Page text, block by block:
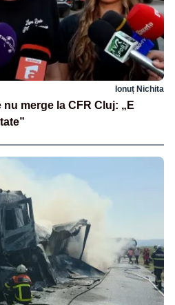
Ionuț Nichita
merge la CFR Cluj: „E